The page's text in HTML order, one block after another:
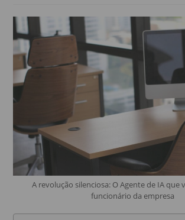
A revolução silenciosa: O Agente de IA que
funcionário da empresa